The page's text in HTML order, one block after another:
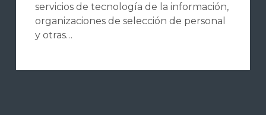
servicios de tecnología de la información,
organizaciones de selección de personal
y otras…